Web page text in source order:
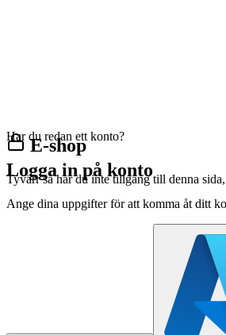
E-shop
Tyvärr så har du inte tillgång till denna
Har du redan ett konto?
Logga in på konto
Ange dina uppgifter för att komma åt ditt